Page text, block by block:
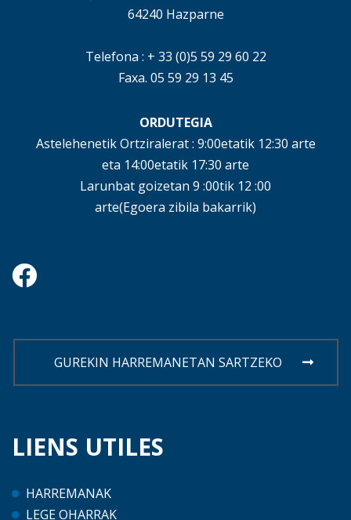
64240 Hazparne
Telefona : + 33 (0)5 59 29 60 22
Faxa. 05 59 29 13 45
ORDUTEGIA
Astelehenetik Ortziralerat : 9:00etatik 12:30 arte
eta 14:00etatik 17:30 arte
Larunbat goizetan 9 :00tik 12 :00
arte(Egoera zibila bakarrik)
GUREKIN HARREMANETAN SARTZEKO
LIENS UTILES
HARREMANAK
LEGE OHARRAK